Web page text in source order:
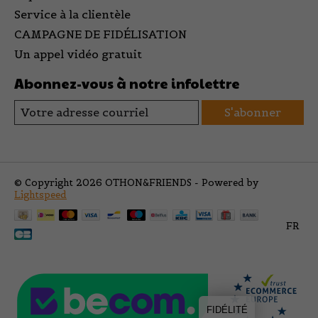
Service à la clientèle
CAMPAGNE DE FIDÉLISATION
Un appel vidéo gratuit
Abonnez-vous à notre infolettre
S'abonner
© Copyright 2026 OTHON&FRIENDS - Powered by
Lightspeed
FR
FIDÉLITÉ